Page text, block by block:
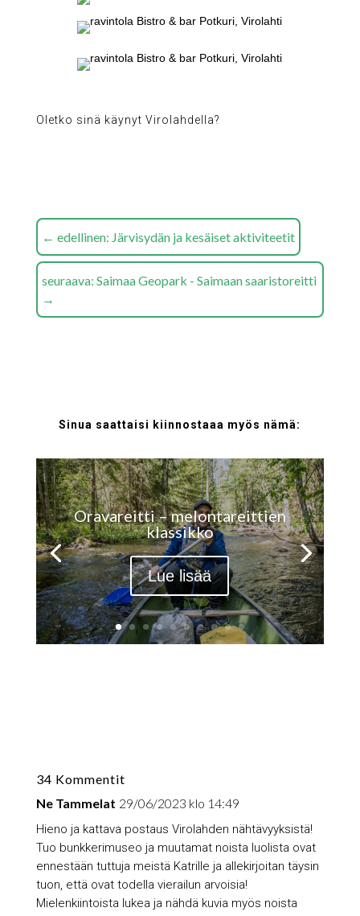
Oletko sinä käynyt Virolahdella?
← edellinen: Järvisydän ja kesäiset aktiviteetit
seuraava: Saimaa Geopark - Saimaan saaristoreitti
→
Sinua saattaisi kiinnostaaa myös nämä:
Oravareitti – melontareittien
klassikko
Lue lisää
34 Kommentit
Ne Tammelat 29/06/2023 klo 14:49
Hieno ja kattava postaus Virolahden nähtävyyksistä!
Tuo bunkkerimuseo ja muutamat noista luolista ovat
ennestään tuttuja meistä Katrille ja allekirjoitan täysin
tuon, että ovat todella vierailun arvoisia!
Mielenkiintoista lukea ja nähdä kuvia myös noista